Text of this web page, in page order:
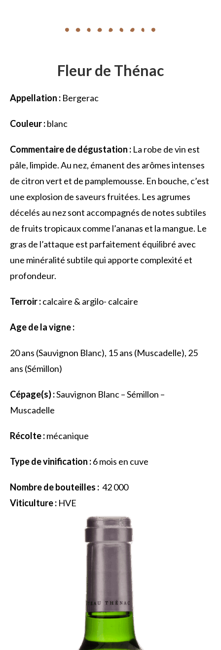
Fleur de Thénac
Appellation : Bergerac
Couleur :blanc
Commentaire de dégustation : La robe de vin est
pâle, limpide. Au nez, émanent des arômes intenses
de citron vert et de pamplemousse. En bouche, c’est
une explosion de saveurs fruitées. Les agrumes
décelés au nez sont accompagnés de notes subtiles
de fruits tropicaux comme l’ananas et la mangue. Le
gras de l’attaque est parfaitement équilibré avec
une minéralité subtile qui apporte complexité et
profondeur.
Terroir :calcaire & argilo- calcaire
Age de la vigne :
20 ans (Sauvignon Blanc), 15 ans (Muscadelle), 25
ans (Sémillon)
Cépage(s) :Sauvignon Blanc – Sémillon –
Muscadelle
Récolte :mécanique
Type de vinification :6 mois en cuve
Nombre de bouteilles : 42 000
Viticulture : HVE